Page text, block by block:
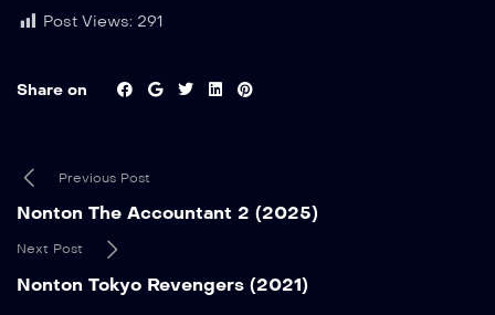
Post Views: 291
Share on
Previous Post
Nonton The Accountant 2 (2025)
Next Post
Nonton Tokyo Revengers (2021)